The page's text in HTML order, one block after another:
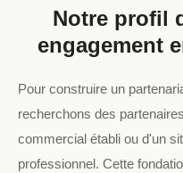
Notre profil
engagement
Pour construire un
recherchons des
commercial établi ou d'un
professionnel. Cette